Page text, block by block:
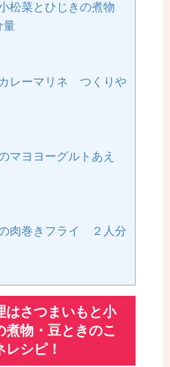
松菜とひじきの煮物
量
レーマリネ つくりや
マヨヨーグルトあえ
肉巻きフライ ２人分
さつまいもと小
煮物・豆ときのこ
シピ！